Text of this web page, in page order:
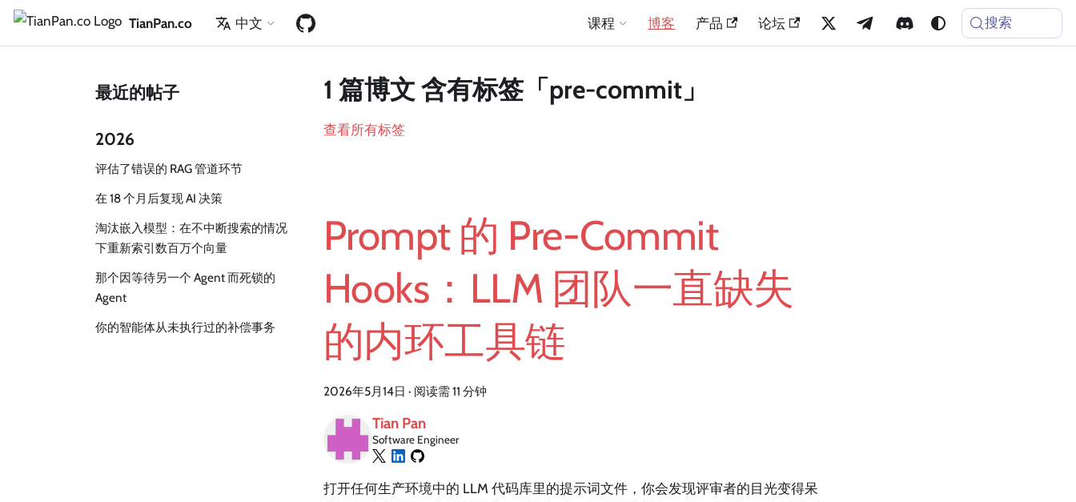
TianPan.co 中文 课程 博客 产品 论坛 搜索
最近的帖子
2026
评估了错误的 RAG 管道环节
在 18 个月后复现 AI 决策
淘汰嵌入模型：在不中断搜索的情况
下重新索引数百万个向量
那个因等待另一个 Agent 而死锁的
Agent
你的智能体从未执行过的补偿事务
1 篇博文 含有标签「pre-commit」
查看所有标签
Prompt 的 Pre-Commit
Hooks：LLM 团队一直缺失
的内环工具链
2026年5月14日 · 阅读需 11 分钟
Tian Pan
Software Engineer
打开任何生产环境中的 LLM 代码库里的提示词文件，你会发现评审者的目光变得呆